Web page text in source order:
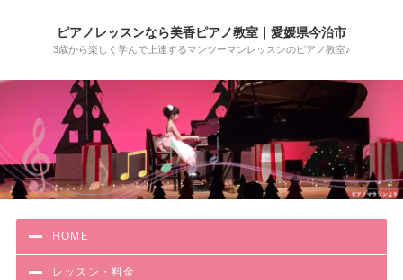
ピアノレッスンなら美香ピアノ教室｜愛媛県今治市
3歳から楽しく学んで上達するマンツーマンレッスンのピアノ教室♪
HOME
レッスン・料金